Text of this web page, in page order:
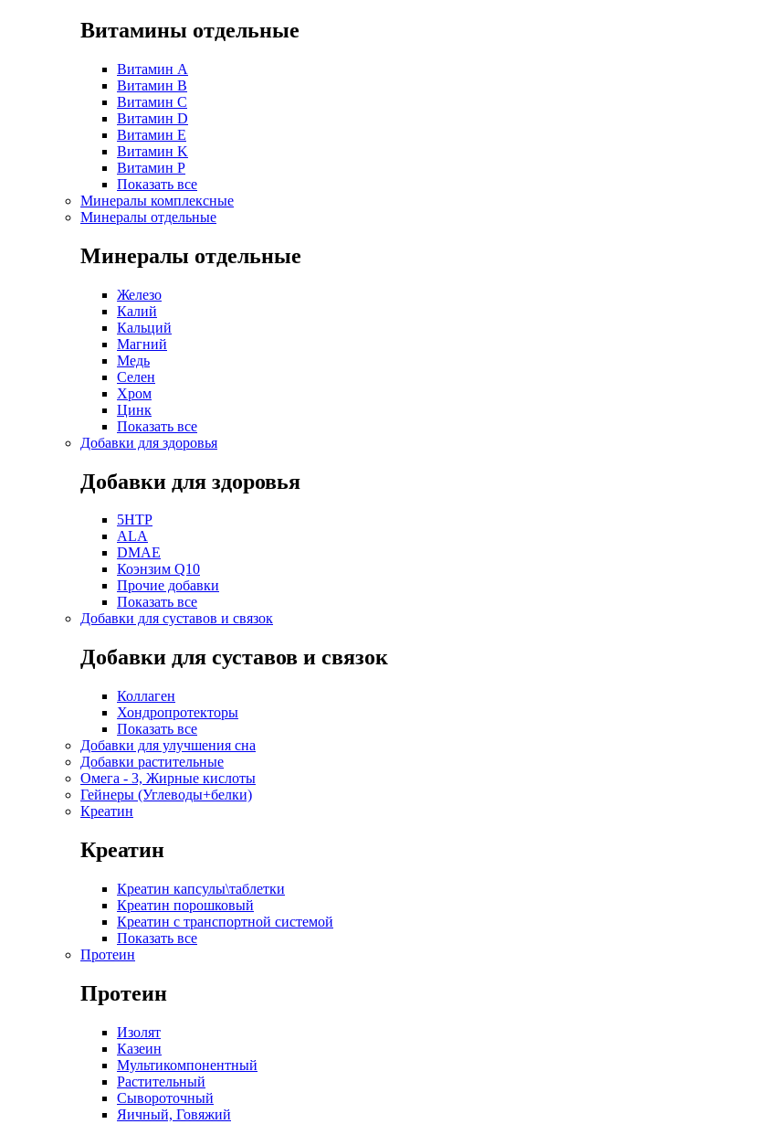
Витамины отдельные
Витамин A
Витамин B
Витамин C
Витамин D
Витамин E
Витамин K
Витамин P
Показать все
Минералы комплексные
Минералы отдельные
Минералы отдельные
Железо
Калий
Кальций
Магний
Медь
Селен
Хром
Цинк
Показать все
Добавки для здоровья
Добавки для здоровья
5HTP
ALA
DMAE
Коэнзим Q10
Прочие добавки
Показать все
Добавки для суставов и связок
Добавки для суставов и связок
Коллаген
Хондропротекторы
Показать все
Добавки для улучшения сна
Добавки растительные
Омега - 3, Жирные кислоты
Гейнеры (Углеводы+белки)
Креатин
Креатин
Креатин капсулы\таблетки
Креатин порошковый
Креатин с транспортной системой
Показать все
Протеин
Протеин
Изолят
Казеин
Мультикомпонентный
Растительный
Сывороточный
Яичный, Говяжий